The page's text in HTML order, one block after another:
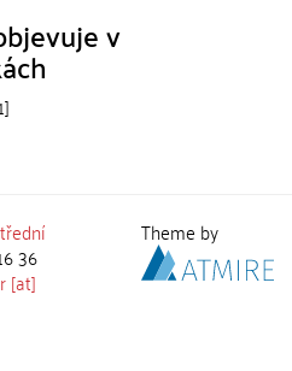
v
36
[at]
Theme by